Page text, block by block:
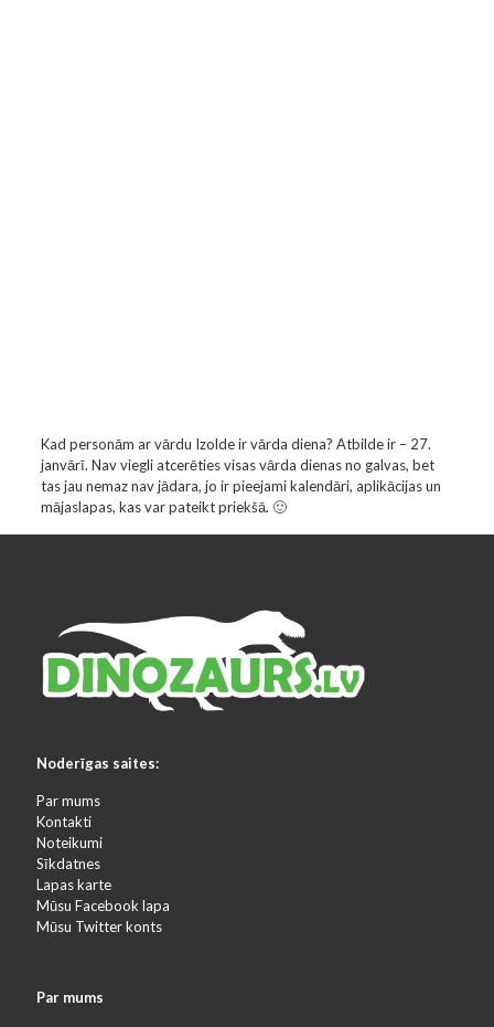
Kad personām ar vārdu Izolde ir vārda diena? Atbilde ir – 27.
janvārī. Nav viegli atcerēties visas vārda dienas no galvas, bet
tas jau nemaz nav jādara, jo ir pieejami kalendāri, aplikācijas un
mājaslapas, kas var pateikt priekšā. 🙂
Noderīgas saites:
Par mums
Kontakti
Noteikumi
Sīkdatnes
Lapas karte
Mūsu Facebook lapa
Mūsu Twitter konts
Par mums